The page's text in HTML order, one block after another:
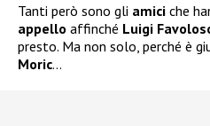
Tanti però sono gli amici che
appello affinché Luigi
presto. Ma non solo, perché è
Moric…